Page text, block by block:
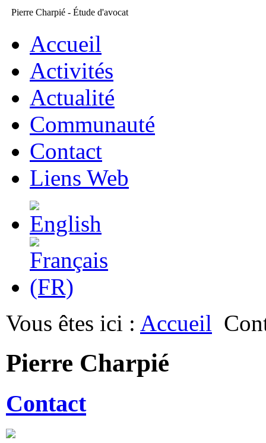
Pierre Charpié - Étude d'avocat
Accueil
Activités
Actualité
Communauté
Contact
Liens Web
Vous êtes ici : Accueil
Pierre Charpié
Contact